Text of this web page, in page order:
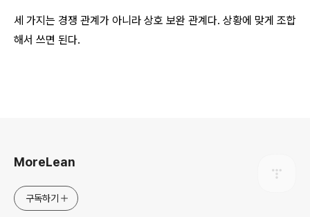
세 가지는 경쟁 관계가 아니라 상호 보완 관계다. 상황에 맞게 조합
해서 쓰면 된다.
MoreLean
구독하기